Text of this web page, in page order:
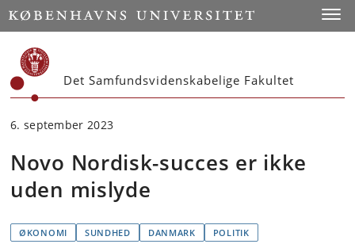
Start
Det Samfundsvidenskabelige Fakultet
6. september 2023
Novo Nordisk-succes er ikke
uden mislyde
ØKONOMI SUNDHED DANMARK POLITIK